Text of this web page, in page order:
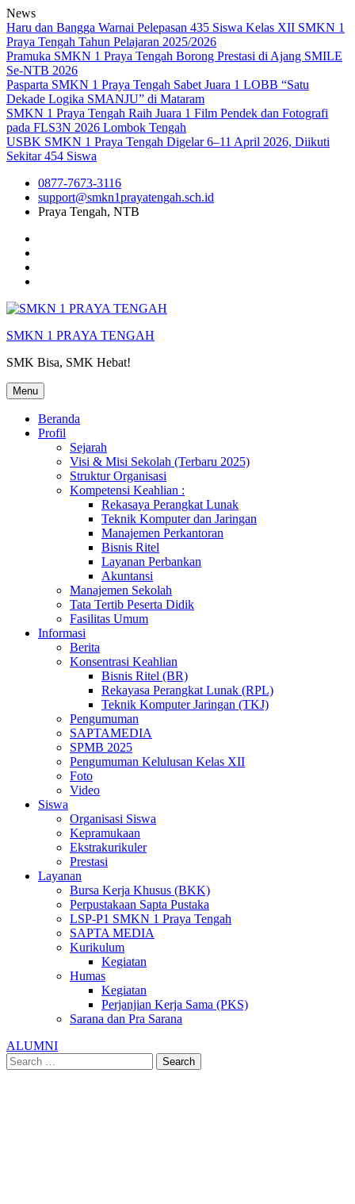
Skip
to
content
News
Haru dan Bangga Warnai Pelepasan 435 Siswa Kelas XII SMKN 1
Praya Tengah Tahun Pelajaran 2025/2026
Pramuka SMKN 1 Praya Tengah Borong Prestasi di Ajang SMILE
Se-NTB 2026
Pasparta SMKN 1 Praya Tengah Sabet Juara 1 LOBB “Satu
Dekade Logika SMANJU” di Mataram
SMKN 1 Praya Tengah Raih Juara 1 Film Pendek dan Fotografi
pada FLS3N 2026 Lombok Tengah
USBK SMKN 1 Praya Tengah Digelar 6–11 April 2026, Diikuti
Sekitar 454 Siswa
0877-7673-3116
support@smkn1prayatengah.sch.id
Praya Tengah, NTB
SMKN 1 PRAYA TENGAH
SMK Bisa, SMK Hebat!
Menu
Beranda
Profil
Sejarah
Visi & Misi Sekolah (Terbaru 2025)
Struktur Organisasi
Kompetensi Keahlian :
Rekasaya Perangkat Lunak
Teknik Komputer dan Jaringan
Manajemen Perkantoran
Bisnis Ritel
Layanan Perbankan
Akuntansi
Manajemen Sekolah
Tata Tertib Peserta Didik
Fasilitas Umum
Informasi
Berita
Konsentrasi Keahlian
Bisnis Ritel (BR)
Rekayasa Perangkat Lunak (RPL)
Teknik Komputer Jaringan (TKJ)
Pengumuman
SAPTAMEDIA
SPMB 2025
Pengumuman Kelulusan Kelas XII
Foto
Video
Siswa
Organisasi Siswa
Kepramukaan
Ekstrakurikuler
Prestasi
Layanan
Bursa Kerja Khusus (BKK)
Perpustakaan Sapta Pustaka
LSP-P1 SMKN 1 Praya Tengah
SAPTA MEDIA
Kurikulum
Kegiatan
Humas
Kegiatan
Perjanjian Kerja Sama (PKS)
Sarana dan Pra Sarana
ALUMNI
Search
Search
Close
Search
for:
Search